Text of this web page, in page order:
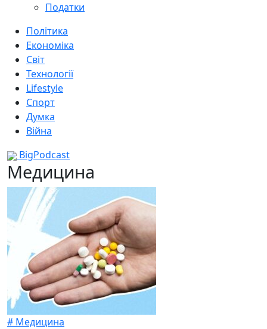
Податки
Політика
Економіка
Світ
Технології
Lifestyle
Спорт
Думка
Війна
BigPodcast
Медицина
# Медицина